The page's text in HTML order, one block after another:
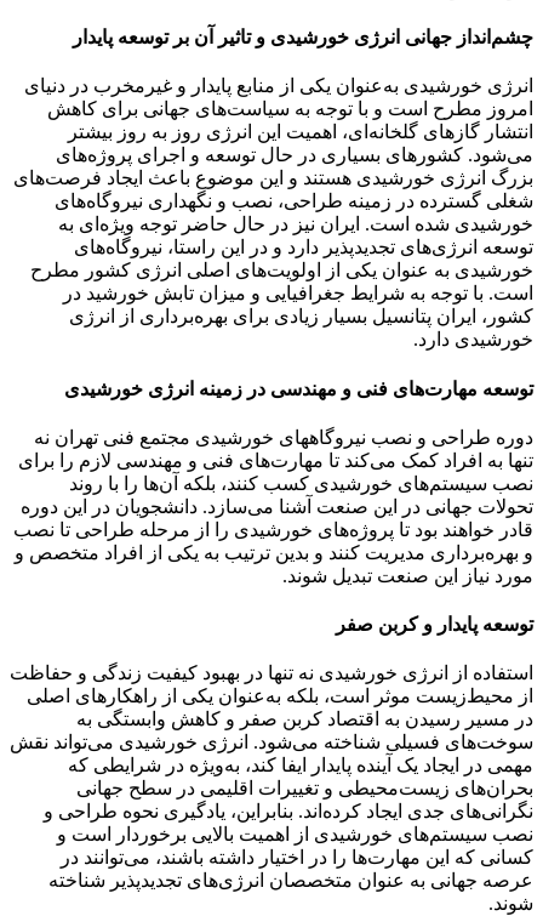
چشم‌انداز جهانی انرژی خورشیدی و تاثیر آن بر توسعه پایدار
انرژی خورشیدی به‌عنوان یکی از منابع پایدار و غیرمخرب در دنیای
امروز مطرح است و با توجه به سیاست‌های جهانی برای کاهش
انتشار گازهای گلخانه‌ای، اهمیت این انرژی روز به روز بیشتر
می‌شود. کشورهای بسیاری در حال توسعه و اجرای پروژه‌های
بزرگ انرژی خورشیدی هستند و این موضوع باعث ایجاد فرصت‌های
شغلی گسترده در زمینه طراحی، نصب و نگهداری نیروگاه‌های
خورشیدی شده است. ایران نیز در حال حاضر توجه ویژه‌ای به
توسعه انرژی‌های تجدیدپذیر دارد و در این راستا، نیروگاه‌های
خورشیدی به عنوان یکی از اولویت‌های اصلی انرژی کشور مطرح
است. با توجه به شرایط جغرافیایی و میزان تابش خورشید در
کشور، ایران پتانسیل بسیار زیادی برای بهره‌برداری از انرژی
خورشیدی دارد.
توسعه مهارت‌های فنی و مهندسی در زمینه انرژی خورشیدی
دوره طراحی و نصب نیروگاههای خورشیدی مجتمع فنی تهران نه
تنها به افراد کمک می‌کند تا مهارت‌های فنی و مهندسی لازم را برای
نصب سیستم‌های خورشیدی کسب کنند، بلکه آن‌ها را با روند
تحولات جهانی در این صنعت آشنا می‌سازد. دانشجویان در این دوره
قادر خواهند بود تا پروژه‌های خورشیدی را از مرحله طراحی تا نصب
و بهره‌برداری مدیریت کنند و بدین ترتیب به یکی از افراد متخصص و
مورد نیاز این صنعت تبدیل شوند.
توسعه پایدار و کربن صفر
استفاده از انرژی خورشیدی نه تنها در بهبود کیفیت زندگی و حفاظت
از محیط‌زیست موثر است، بلکه به‌عنوان یکی از راهکارهای اصلی
در مسیر رسیدن به اقتصاد کربن صفر و کاهش وابستگی به
سوخت‌های فسیلی شناخته می‌شود. انرژی خورشیدی می‌تواند نقش
مهمی در ایجاد یک آینده پایدار ایفا کند، به‌ویژه در شرایطی که
بحران‌های زیست‌محیطی و تغییرات اقلیمی در سطح جهانی
نگرانی‌های جدی ایجاد کرده‌اند. بنابراین، یادگیری نحوه طراحی و
نصب سیستم‌های خورشیدی از اهمیت بالایی برخوردار است و
کسانی که این مهارت‌ها را در اختیار داشته باشند، می‌توانند در
عرصه جهانی به عنوان متخصصان انرژی‌های تجدیدپذیر شناخته
شوند.